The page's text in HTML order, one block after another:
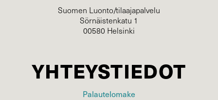
Suomen Luonto/tilaajapalvelu
Sörnäistenkatu 1
00580 Helsinki
YHTEYSTIEDOT
Palautelomake